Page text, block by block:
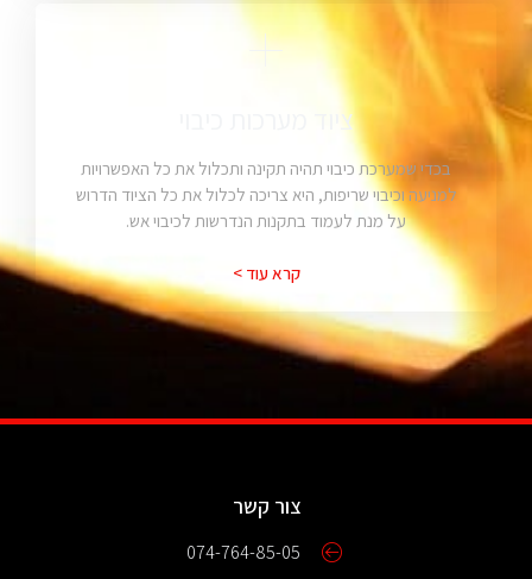
ציוד מערכות כיבוי
בכדי שמערכת כיבוי תהיה תקינה ותכלול את כל האפשרויות
למניעה וכיבוי שריפות, היא צריכה לכלול את כל הציוד הדרוש
על מנת לעמוד בתקנות הנדרשות לכיבוי אש.
קרא עוד >
צור קשר
074-764-85-05